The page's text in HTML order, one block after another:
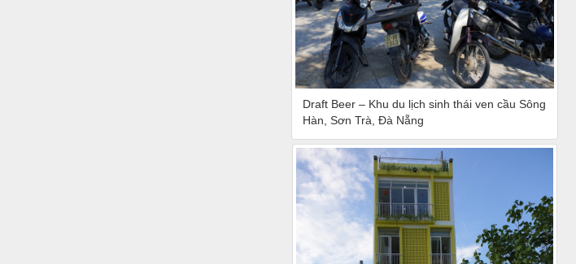
Draft Beer – Khu du lịch sinh thái ven cầu Sông
Hàn, Sơn Trà, Đà Nẵng